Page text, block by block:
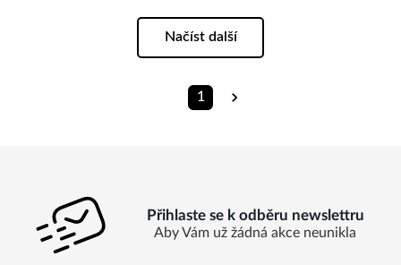
Načíst další
1
Přihlaste se k odběru newslettru
Aby Vám už žádná akce neunikla